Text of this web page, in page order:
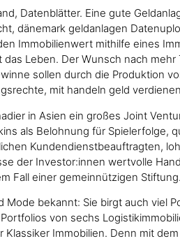
Datenblätter. Eine gute
dänemark geldanlagen
Immobilienwert mithilfe eines
Leben. Der Wunsch nach
sollen durch die Produktion
mit handeln geld
in Asien ein großes Joint
als Belohnung für Spielerfolge,
Kundendienstbeauftragten,
der Investor:innen wertvolle
Fall einer gemeinnützigen
bekannt: Sie birgt auch viel
von sechs
Immobilien. Denn mit